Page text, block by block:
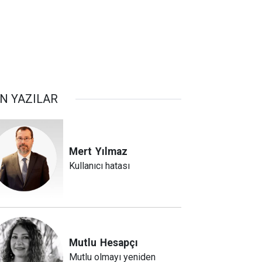
YAZILAR
Mert Yılmaz
Kullanıcı hatası
Mutlu Hesapçı
Mutlu olmayı yeniden